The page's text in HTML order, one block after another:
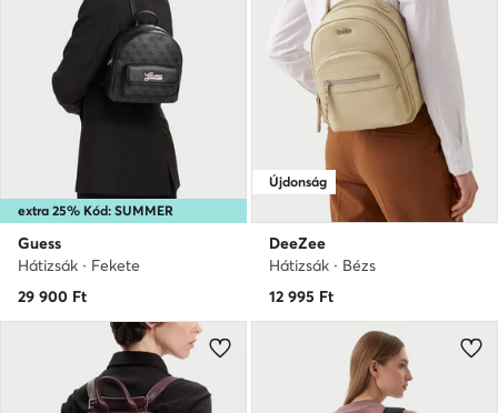
extra 25% Kód: SUMMER
Guess
Hátizsák · Fekete
29 900 Ft
Újdonság
DeeZee
Hátizsák · Bézs
12 995 Ft